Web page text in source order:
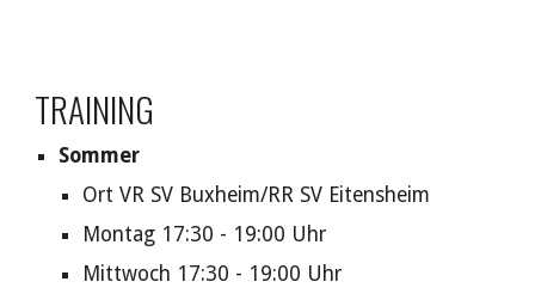
TRAINING
Sommer
Ort VR SV Buxheim/RR SV Eitensheim
Montag 17:30 - 19:00 Uhr
Mittwoch 17:30 - 19:00 Uhr